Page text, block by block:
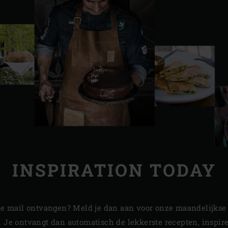
INSPIRATION TODAY
ontvangen? Meld je dan aan voor onze
Je ontvangt dan automatisch de lekkerste recepten,